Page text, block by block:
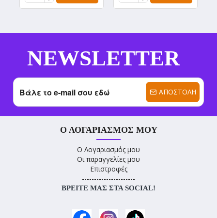
NEWSLETTER
ΑΠΟΣΤΟΛΉ
Ο ΛΟΓΑΡΙΑΣΜΌΣ ΜΟΥ
Ο Λογαριασμός μου
Οι παραγγελίες μου
Επιστροφές
----------------------
ΒΡΕΊΤΕ ΜΑΣ ΣΤΑ SOCIAL!